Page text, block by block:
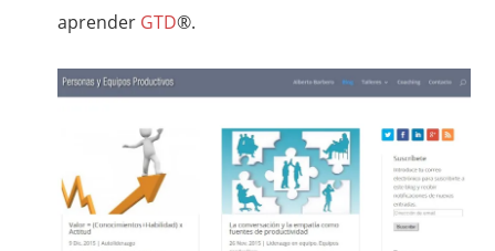
aprender GTD®.